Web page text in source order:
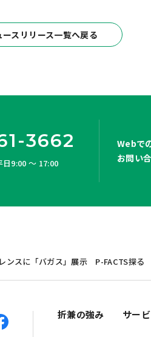
ースリリース一覧へ戻る
3662
9:00 ～ 17:00
Webで
お問い
ンスに「バガス」展示 P-FACTS探る
折兼の強み サー